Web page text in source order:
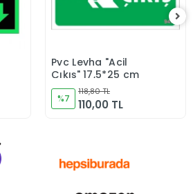
Sepete Ekle
Pvc Levha "Acil
Çıkış" 17,5*25 cm
%7
118,80 TL
110,00 TL